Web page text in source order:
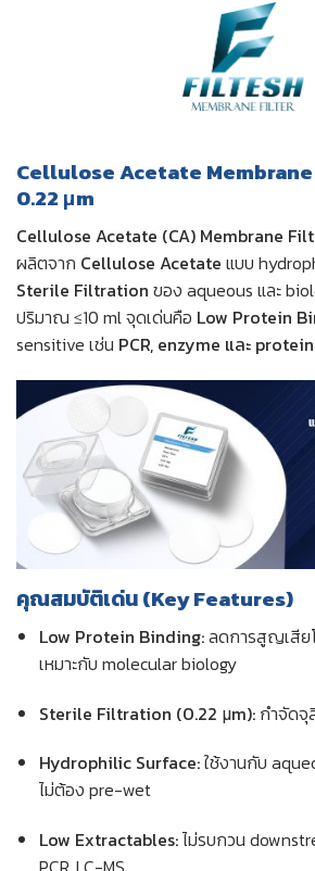
Cellulose Acetate
0.22 μm
Cellulose Acetate (CA) Membrane
ผลิตจาก Cellulose Acetate แบบ
Sterile Filtration ของ aqueous และ
ปริมาณ ≤10 ml จุดเด่นคือ Low Protein
sensitive เช่น PCR, enzyme และ
คุณสมบัติเด่น (Key Features)
Low Protein Binding:ลดการสูญเสีย
เหมาะกับ molecular biology
Sterile Filtration (0.22 μm):กำจัดจุ
Hydrophilic Surface:ใช้งานกับ
ไม่ต้อง pre-wet
Low Extractables:ไม่รบกวน